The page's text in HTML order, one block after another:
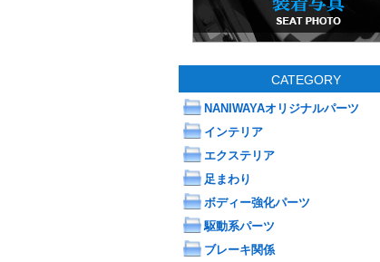
CATEGORY
NANIWAYAオリジナルパーツ
インテリア
エクステリア
足まわり
ボディー強化パーツ
駆動系パーツ
ブレーキ関係